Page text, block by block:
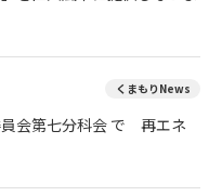
くまもりNews
会第七分科会 で 再エネ